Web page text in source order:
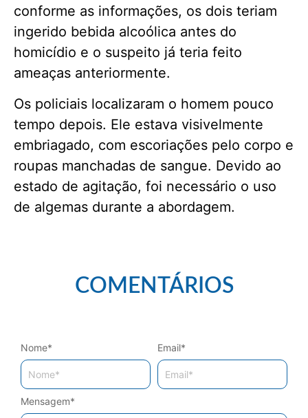
conforme as informações, os dois teriam
ingerido bebida alcoólica antes do
homicídio e o suspeito já teria feito
ameaças anteriormente.
Os policiais localizaram o homem pouco
tempo depois. Ele estava visivelmente
embriagado, com escoriações pelo corpo e
roupas manchadas de sangue. Devido ao
estado de agitação, foi necessário o uso
de algemas durante a abordagem.
COMENTÁRIOS
Mensagem*
Nome* Email*